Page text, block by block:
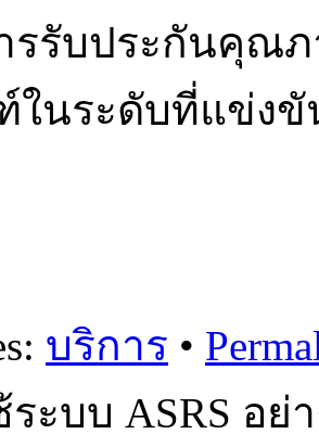
รรับประกันคุณ
นระดับที่แข่งขั
บริการ •
ระบบ ASRS อย่